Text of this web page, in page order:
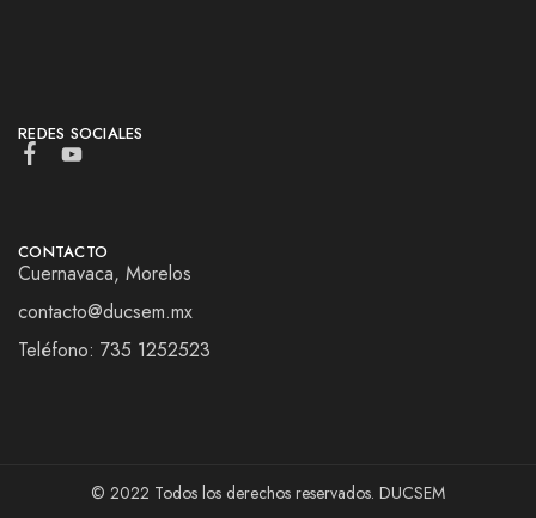
REDES SOCIALES
CONTACTO
Cuernavaca, Morelos
contacto@ducsem.mx
Teléfono: 735 1252523
© 2022 Todos los derechos reservados. DUCSEM